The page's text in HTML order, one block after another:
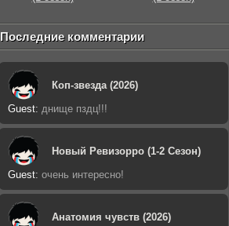
Последние комментарии
Коп-звезда (2026)
Guest: днище пздц!!!
Новый Ревизорро (1-2 Сезон)
Guest: очень интересно!
Анатомия чувств (2026)